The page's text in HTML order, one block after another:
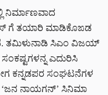
ನಿರ್ಮಾಣವಾದ
ಗೆ ತಯಾರಿ ಮಾಡಿಕೊಙಡ
ತಮಿಳುನಾಡಿ ಸಿಎಂ ವಿಜಯ್
ಎದುರಿಸಿ
ಕನ್ನಡಪರ ಸಂಘಟನೆಗಳ
ನಾಯಗನ್’ ಸಿನಿಮಾ